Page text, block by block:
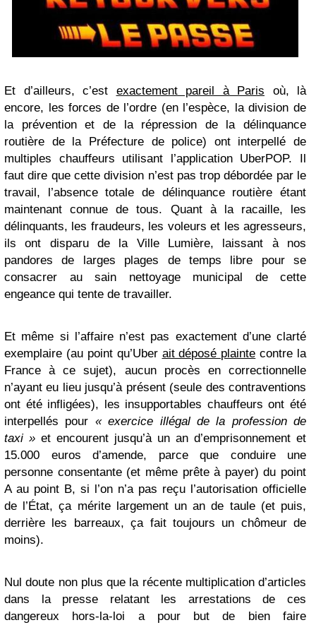
Et d’ailleurs, c’est exactement pareil à Paris où, là
encore, les forces de l’ordre (en l’espèce, la division de
la prévention et de la répression de la délinquance
routière de la Préfecture de police) ont interpellé de
multiples chauffeurs utilisant l’application UberPOP. Il
faut dire que cette division n’est pas trop débordée par le
travail, l’absence totale de délinquance routière étant
maintenant connue de tous. Quant à la racaille, les
délinquants, les fraudeurs, les voleurs et les agresseurs,
ils ont disparu de la Ville Lumière, laissant à nos
pandores de larges plages de temps libre pour se
consacrer au sain nettoyage municipal de cette
engeance qui tente de travailler.
Et même si l’affaire n’est pas exactement d’une clarté
exemplaire (au point qu’Uber ait déposé plainte contre la
France à ce sujet), aucun procès en correctionnelle
n’ayant eu lieu jusqu’à présent (seule des contraventions
ont été infligées), les insupportables chauffeurs ont été
interpellés pour « exercice illégal de la profession de
taxi » et encourent jusqu’à un an d’emprisonnement et
15.000 euros d’amende, parce que conduire une
personne consentante (et même prête à payer) du point
A au point B, si l’on n’a pas reçu l’autorisation officielle
de l’État, ça mérite largement un an de taule (et puis,
derrière les barreaux, ça fait toujours un chômeur de
moins).
Nul doute non plus que la récente multiplication d’articles
dans la presse relatant les arrestations de ces
dangereux hors-la-loi a pour but de bien faire